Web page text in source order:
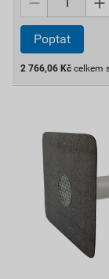
Poptat
2 766,06 Kč celkem